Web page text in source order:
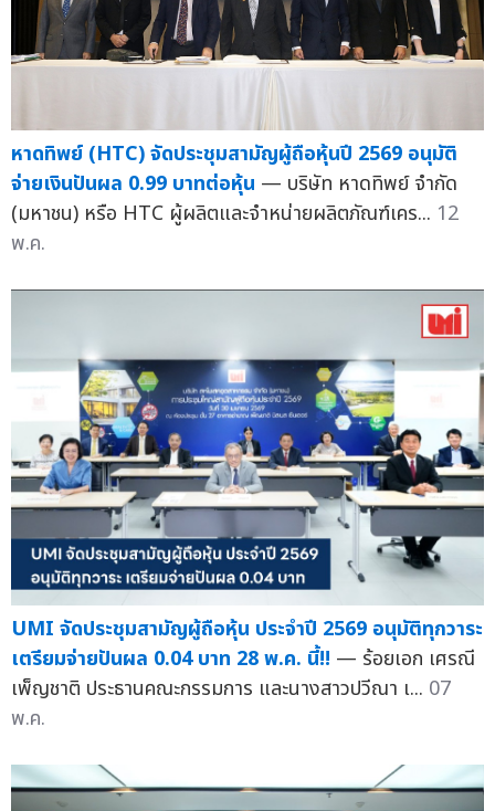
หาดทิพย์ (HTC) จัดประชุมสามัญผู้ถือหุ้นปี 2569 อนุมัติ
จ่ายเงินปันผล 0.99 บาทต่อหุ้น — บริษัท หาดทิพย์ จำกัด
(มหาชน) หรือ HTC ผู้ผลิตและจำหน่ายผลิตภัณฑ์เคร... 12
พ.ค.
UMI จัดประชุมสามัญผู้ถือหุ้น ประจำปี 2569 อนุมัติทุกวาระ
เตรียมจ่ายปันผล 0.04 บาท 28 พ.ค. นี้!! — ร้อยเอก เศรณี
เพ็ญชาติ ประธานคณะกรรมการ และนางสาวปวีณา เ... 07
พ.ค.